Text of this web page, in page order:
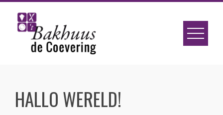
Skip
content
HALLO WERELD!